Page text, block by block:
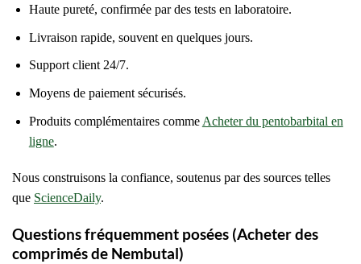
Haute pureté, confirmée par des tests en laboratoire.
Livraison rapide, souvent en quelques jours.
Support client 24/7.
Moyens de paiement sécurisés.
Produits complémentaires comme Acheter du pentobarbital en
ligne.
Nous construisons la confiance, soutenus par des sources telles
que ScienceDaily.
Questions fréquemment posées (Acheter des
comprimés de Nembutal)